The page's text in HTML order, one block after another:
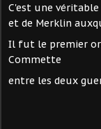
C'est une
et de Merklin
Il fut le premier
Commette
entre les deux